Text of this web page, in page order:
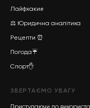
Лайфхаки✊
⚖️ Юридична аналітика
Рецепти ⏰
Погода☔
Спорт✋
ЗВЕРТАЄМО УВАГУ
Приступаючи до